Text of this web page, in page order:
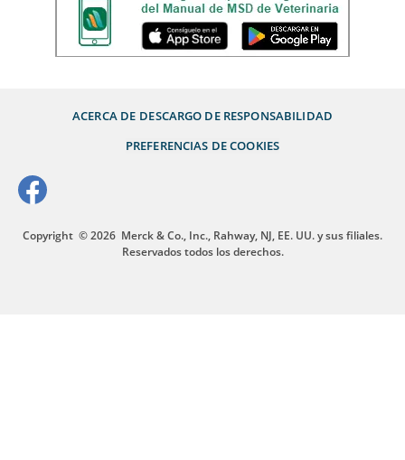
ACERCA DE DESCARGO DE RESPONSABILIDAD
PREFERENCIAS DE COOKIES
Copyright © 2026 Merck & Co., Inc., Rahway, NJ, EE. UU. y sus filiales.
Reservados todos los derechos.